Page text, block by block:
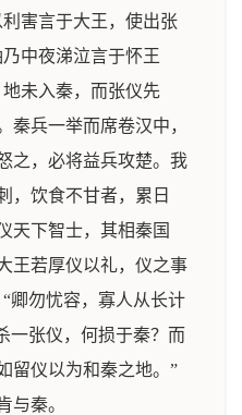
害言于大王，使出张
中夜涕泣言于怀王
未入秦，而张仪先
秦兵一举而席卷汉中，
之，必将益兵攻楚。我
，饮食不甘者，累日
天下智士，其相秦国
王若厚仪以礼，仪之事
卿勿忧容，寡人从长计
一张仪，何损于秦？而
留仪以为和秦之地。”
与秦。